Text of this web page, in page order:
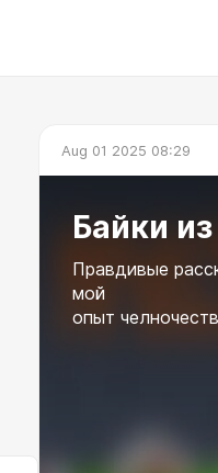
Aug 01 2025 08:29
Байки
Правдивые
мой
опыт